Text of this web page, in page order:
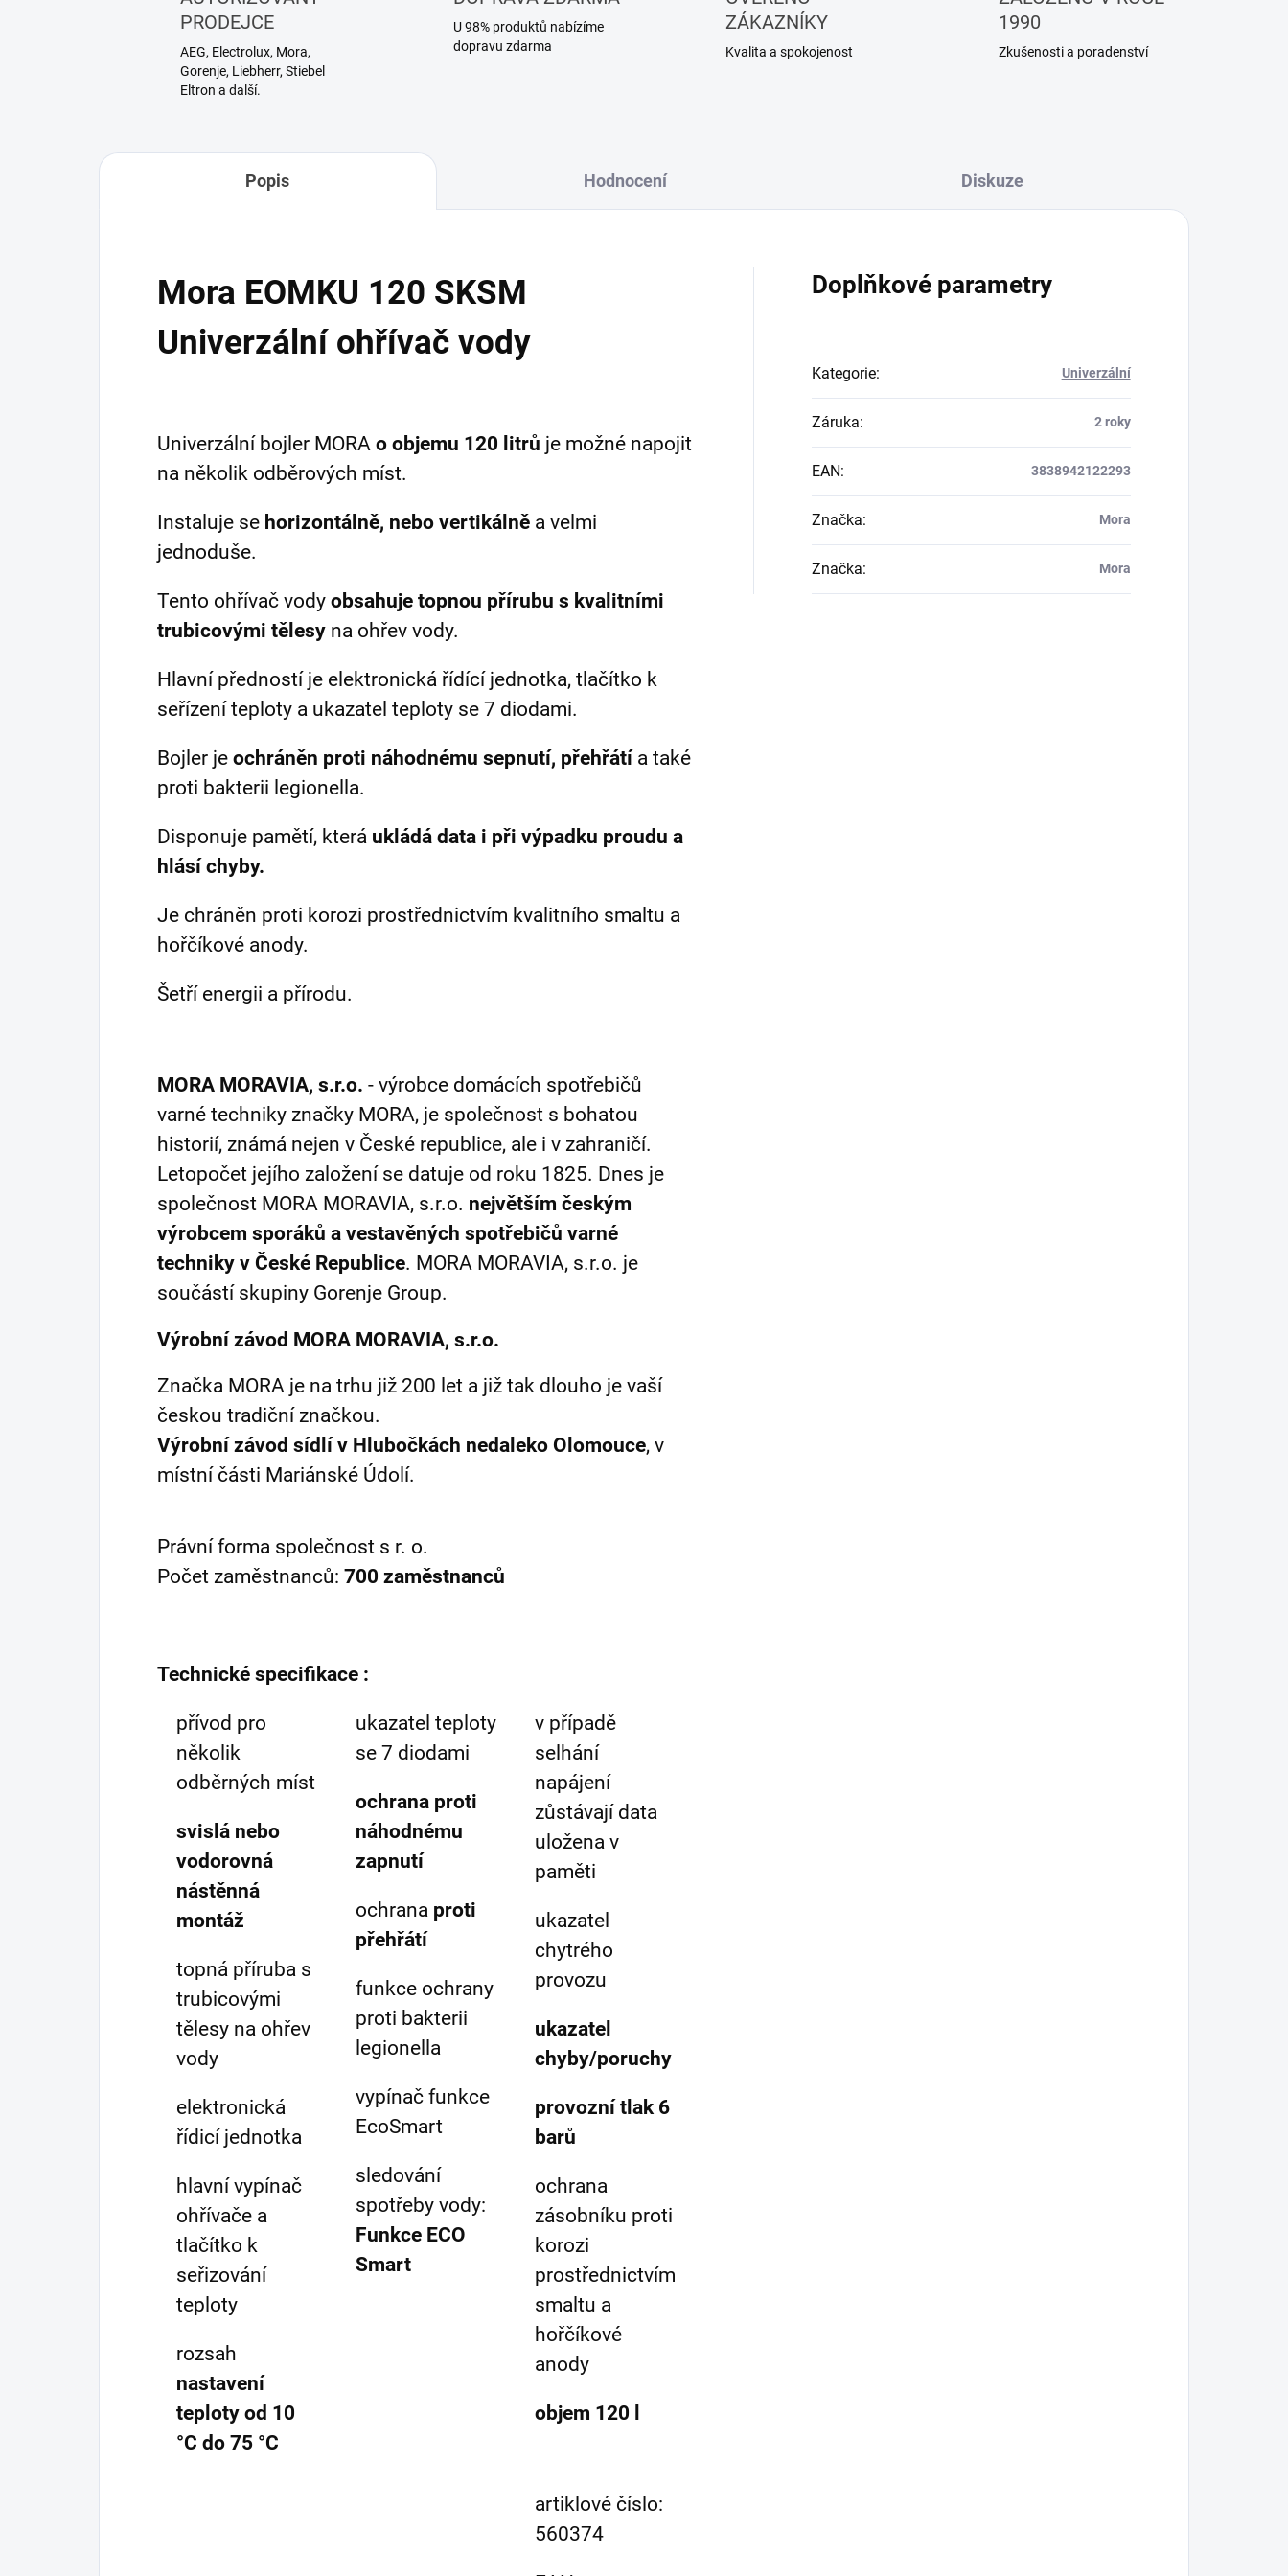
PRODEJCE
AEG, Electrolux, Mora,
Gorenje, Liebherr, Stiebel
Eltron a další.
U 98% produktů nabízíme
dopravu zdarma
ZÁKAZNÍKY
Kvalita a spokojenost
1990
Zkušenosti a poradenství
Popis Hodnocení Diskuze
Mora EOMKU 120 SKSM
Univerzální ohřívač vody
Univerzální bojler MORA o objemu 120 litrů je možné napojit
na několik odběrových míst.
Instaluje se horizontálně, nebo vertikálně a velmi
jednoduše.
Tento ohřívač vody obsahuje topnou přírubu s kvalitními
trubicovými tělesy na ohřev vody.
Hlavní předností je elektronická řídící jednotka, tlačítko k
seřízení teploty a ukazatel teploty se 7 diodami.
Bojler je ochráněn proti náhodnému sepnutí, přehřátí a také
proti bakterii legionella.
Disponuje pamětí, která ukládá data i při výpadku proudu a
hlásí chyby.
Je chráněn proti korozi prostřednictvím kvalitního smaltu a
hořčíkové anody.
Šetří energii a přírodu.
MORA MORAVIA, s.r.o. - výrobce domácích spotřebičů
varné techniky značky MORA, je společnost s bohatou
historií, známá nejen v České republice, ale i v zahraničí.
Letopočet jejího založení se datuje od roku 1825. Dnes je
společnost MORA MORAVIA, s.r.o. největším českým
výrobcem sporáků a vestavěných spotřebičů varné
techniky v České Republice. MORA MORAVIA, s.r.o. je
součástí skupiny Gorenje Group.
Výrobní závod MORA MORAVIA, s.r.o.
Značka MORA je na trhu již 200 let a již tak dlouho je vaší
českou tradiční značkou.
Výrobní závod sídlí v Hlubočkách nedaleko Olomouce, v
místní části Mariánské Údolí.
Právní forma společnost s r. o.
Počet zaměstnanců: 700 zaměstnanců
Technické specifikace :
přívod pro
několik
odběrných míst
svislá nebo
vodorovná
nástěnná
montáž
topná příruba s
trubicovými
tělesy na ohřev
vody
elektronická
řídicí jednotka
hlavní vypínač
ohřívače a
tlačítko k
seřizování
teploty
rozsah
nastavení
teploty od 10
°C do 75 °C
ukazatel teploty
se 7 diodami
ochrana proti
náhodnému
zapnutí
ochrana proti
přehřátí
funkce ochrany
proti bakterii
legionella
vypínač funkce
EcoSmart
sledování
spotřeby vody:
Funkce ECO
Smart
v případě
selhání
napájení
zůstávají data
uložena v
paměti
ukazatel
chytrého
provozu
ukazatel
chyby/poruchy
provozní tlak 6
barů
ochrana
zásobníku proti
korozi
prostřednictvím
smaltu a
hořčíkové
anody
objem 120 l
artiklové číslo:
560374
Doplňkové parametry
Kategorie: Univerzální
Záruka: 2 roky
EAN: 3838942122293
Značka: Mora
Značka: Mora